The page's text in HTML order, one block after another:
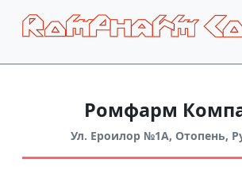
Ромфарм
Ул. Ероилор №1А, Отопень,